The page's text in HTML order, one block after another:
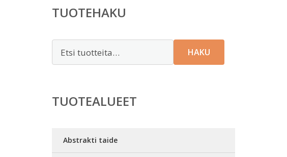
TUOTEHAKU
HAKU
TUOTEALUEET
Abstrakti taide